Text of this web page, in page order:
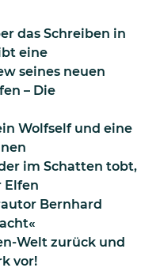
das Schreiben in
eine
seines neuen
– Die
Wolfself und eine
im Schatten tobt,
Elfen
Bernhard
Welt zurück und
vor!